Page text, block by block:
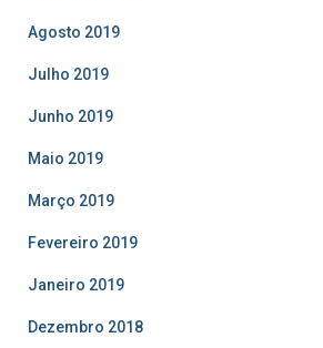
Agosto 2019
Julho 2019
Junho 2019
Maio 2019
Março 2019
Fevereiro 2019
Janeiro 2019
Dezembro 2018